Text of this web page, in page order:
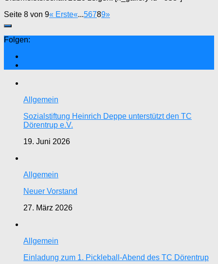
Seite 8 von 9« Erste«...56789»
Folgen:
Allgemein
Sozialstiftung Heinrich Deppe unterstützt den TC
Dörentrup e.V.
19. Juni 2026
Allgemein
Neuer Vorstand
27. März 2026
Allgemein
Einladung zum 1. Pickleball-Abend des TC Dörentrup